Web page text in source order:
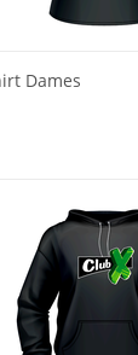
Dames